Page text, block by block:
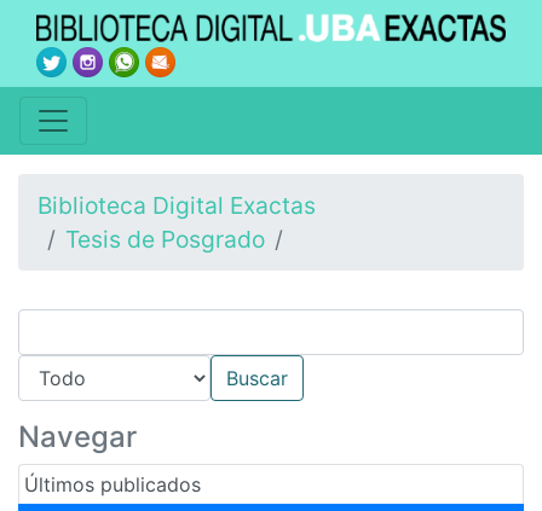
Biblioteca Digital Exactas
Tesis de Posgrado
Navegar
Últimos publicados